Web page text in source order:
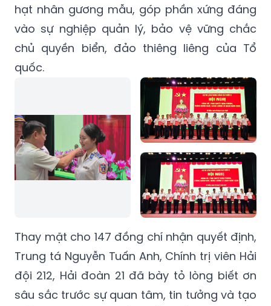
hạt nhân gương mẫu, góp phần xứng đáng
vào sự nghiệp quản lý, bảo vệ vững chắc
chủ quyền biển, đảo thiêng liêng của Tổ
quốc.
Thay mặt cho 147 đồng chí nhận quyết định,
Trung tá Nguyễn Tuấn Anh, Chính trị viên Hải
đội 212, Hải đoàn 21 đã bày tỏ lòng biết ơn
sâu sắc trước sự quan tâm, tin tưởng và tạo